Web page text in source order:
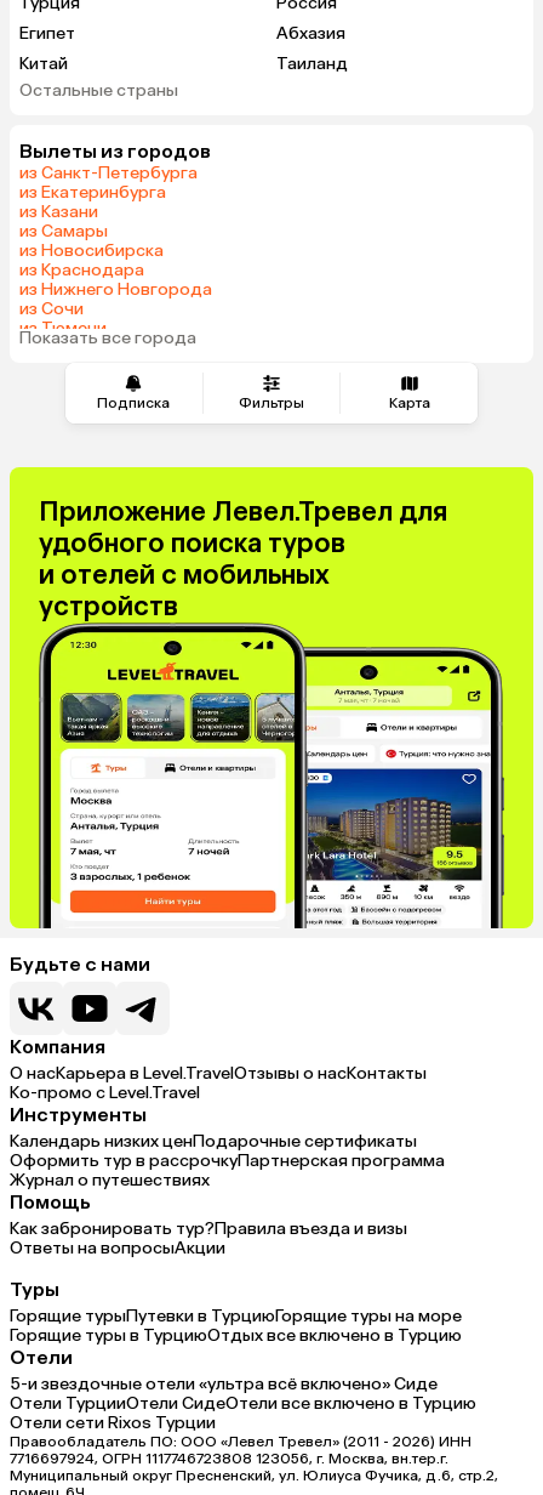
Подписка Фильтры Карта
Египет
Абхазия
Китай
Таиланд
Вьетнам
Грузия
Индонезия
Армения
Шри-Ланка
Азербайджан
Черногория
Япония
Сербия
Кипр
Южная Корея
Малайзия
Израиль
Гонконг
Венесуэла
Саудовская Аравия
Бахрейн
Куба
Греция
Италия
Испания
Венгрия
Болгария
Остальные страны
Вылеты из городов
из Санкт-Петербурга
из Екатеринбурга
из Казани
из Самары
из Новосибирска
из Краснодара
из Нижнего Новгорода
из Сочи
из Тюмени
из Челябинска
Показать все города
Приложение Левел.Тревел для
удобного поиска туров
и отелей с мобильных
устройств
Будьте с нами
Компания
О насКарьера в Level.TravelОтзывы о насКонтакты
Ко-промо с Level.Travel
Инструменты
Календарь низких ценПодарочные сертификаты
Оформить тур в рассрочкуПартнерская программа
Журнал о путешествиях
Помощь
Как забронировать тур?Правила въезда и визы
Ответы на вопросыАкции
Туры
Горящие турыПутевки в ТурциюГорящие туры на море
Горящие туры в ТурциюОтдых все включено в Турцию
Отели
5-и звездочные отели «ультра всё включено» Сиде
Отели ТурцииОтели СидеОтели все включено в Турцию
Отели сети Rixos Турции
Правообладатель ПО: ООО «Левел Тревел» (2011 - 2026) ИНН
7716697924, ОГРН 1117746723808 123056, г. Москва, вн.тер.г.
Муниципальный округ Пресненский, ул. Юлиуса Фучика, д.6, стр.2,